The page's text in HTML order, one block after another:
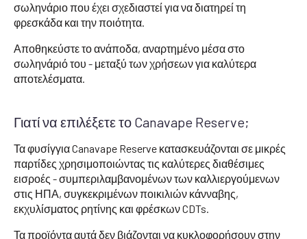
σωληνάριο που έχει σχεδιαστεί για να διατηρεί τη
φρεσκάδα και την ποιότητα.
Αποθηκεύστε το ανάποδα, αναρτημένο μέσα στο
σωληνάριό του - μεταξύ των χρήσεων για καλύτερα
αποτελέσματα.
Γιατί να επιλέξετε το Canavape Reserve;
Τα φυσίγγια Canavape Reserve κατασκευάζονται σε μικρές
παρτίδες χρησιμοποιώντας τις καλύτερες διαθέσιμες
εισροές - συμπεριλαμβανομένων των καλλιεργούμενων
στις ΗΠΑ, συγκεκριμένων ποικιλιών κάνναβης,
εκχυλίσματος ρητίνης και φρέσκων CDTs.
Τα προϊόντα αυτά δεν βιάζονται να κυκλοφορήσουν στην